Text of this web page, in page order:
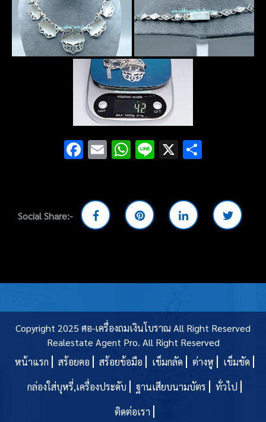
Facebook
EmailWhatsApp
Line
X
Social Share:-
Copyright 2025 ศอ-เครื่องถมเงินโบราณ All Right Reserved
Realestate Agent Pro. All Right Reserved
หน้าแรก
สร้อยคอ สร้อยข้อมือ เข็มกลัด ต่างหู
เข็มขัด
กล่องใส่บุหรี่,เครื่องประดับ
ฐานเสียบนามบัตร
ทั่วไป
ติดต่อเรา